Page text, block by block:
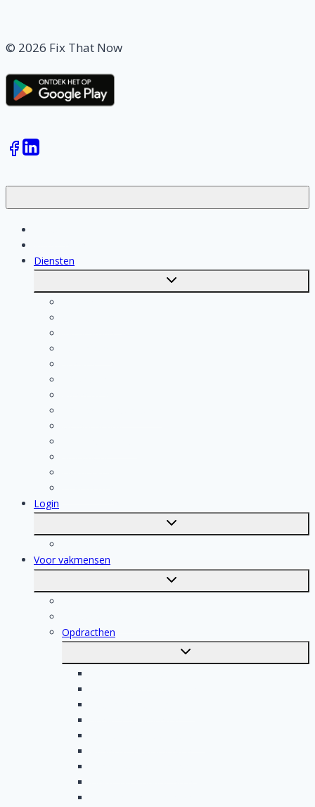
© 2026 Fix That Now
Diensten
Toggle
Login
Toggle
Voor vakmensen
Toggle
submenu
Opdracthen
Toggle